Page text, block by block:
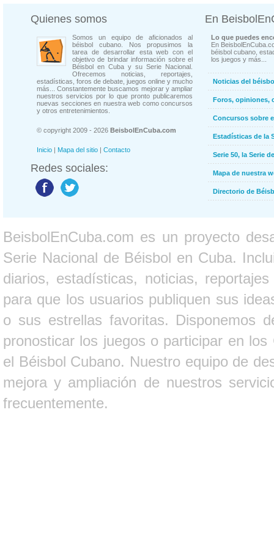
Quienes somos
Somos un equipo de aficionados al
béisbol cubano. Nos propusimos la
tarea de desarrollar esta web con el
objetivo de brindar información sobre el
Béisbol en Cuba y su Serie Nacional.
Ofrecemos noticias, reportajes,
estadísticas, foros de debate, juegos online y mucho
más... Constantemente buscamos mejorar y ampliar
nuestros servicios por lo que pronto publicaremos
nuevas secciones en nuestra web como concursos
y otros entretenimientos.
© copyright 2009 - 2026 BeisbolEnCuba.com
Inicio | Mapa del sitio | Contacto
Redes sociales:
En
Lo que puedes
En
béisbol cubano,
los juegos y más...
Noticias del
Foros, opiniones,
Concursos sobre
Estadísticas de la
Serie 50, la Serie
Mapa de nuestra
Directorio de
BeisbolEnCuba.com es un proyecto
Serie Nacional de Béisbol en Cuba.
diarios, estadísticas, noticias,
para que los usuarios publiquen sus
o sus estrellas favoritas. Disponemos
pronosticar los juegos o participar en
el Béisbol Cubano. Nuestro equipo de
mejora y ampliación de nuestros
frecuentemente.